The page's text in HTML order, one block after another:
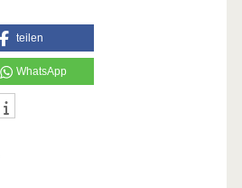
teilen
WhatsApp